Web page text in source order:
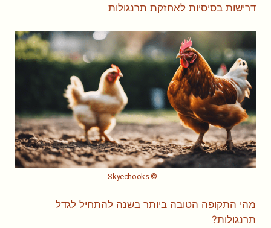
דרישות בסיסיות לאחזקת תרנגולות
© Skyechooks
מהי התקופה הטובה ביותר בשנה להתחיל לגדל
תרנגולות?